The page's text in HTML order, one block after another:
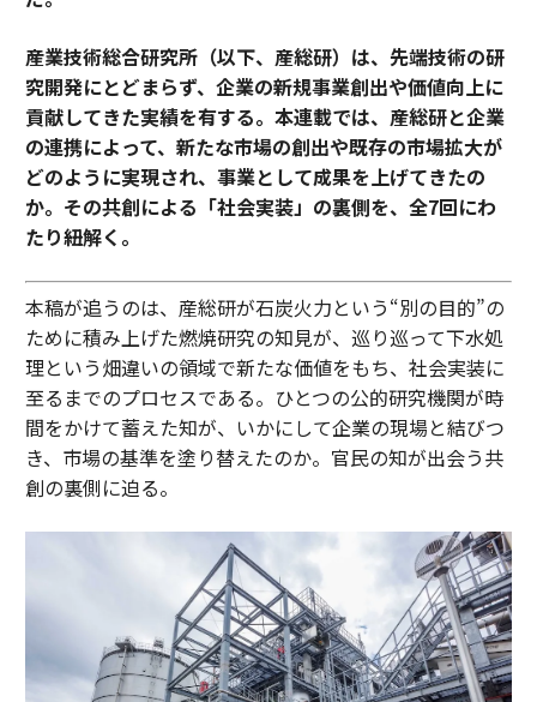
産業技術総合研究所（以下、産総研）は、先端技術の研
究開発にとどまらず、企業の新規事業創出や価値向上に
貢献してきた実績を有する。本連載では、産総研と企業
の連携によって、新たな市場の創出や既存の市場拡大が
どのように実現され、事業として成果を上げてきたの
か。その共創による「社会実装」の裏側を、全7回にわ
たり紐解く。
本稿が追うのは、産総研が石炭火力という“別の目的”の
ために積み上げた燃焼研究の知見が、巡り巡って下水処
理という畑違いの領域で新たな価値をもち、社会実装に
至るまでのプロセスである。ひとつの公的研究機関が時
間をかけて蓄えた知が、いかにして企業の現場と結びつ
き、市場の基準を塗り替えたのか。官民の知が出会う共
創の裏側に迫る。